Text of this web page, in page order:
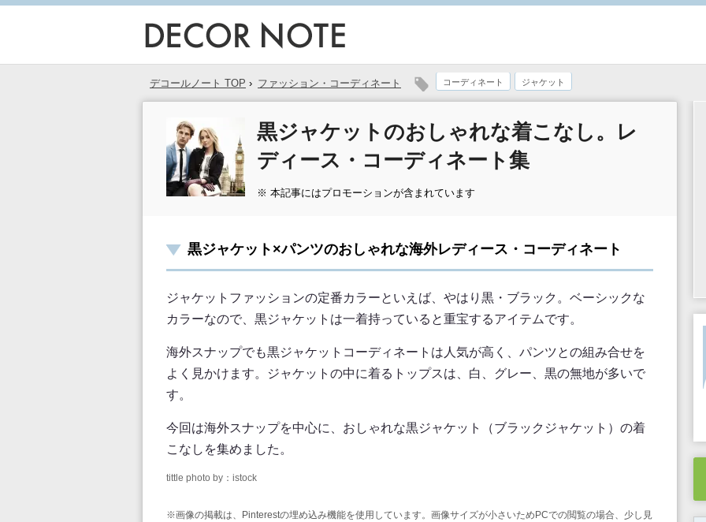
デコールノート TOP › ファッション・コーディネート コーディネート ジャケット
黒ジャケットのおしゃれな着こなし。レ
ディース・コーディネート集
※ 本記事にはプロモーションが含まれています
黒ジャケット×パンツのおしゃれな海外レディース・コーディネート
ジャケットファッションの定番カラーといえば、やはり黒・ブラック。ベーシックな
カラーなので、黒ジャケットは一着持っていると重宝するアイテムです。
海外スナップでも黒ジャケットコーディネートは人気が高く、パンツとの組み合せを
よく見かけます。ジャケットの中に着るトップスは、白、グレー、黒の無地が多いで
す。
今回は海外スナップを中心に、おしゃれな黒ジャケット（ブラックジャケット）の着
こなしを集めました。
tittle photo by：istock
※画像の掲載は、Pinterestの埋め込み機能を使用しています。画像サイズが小さいためPCでの閲覧の場合、少し見